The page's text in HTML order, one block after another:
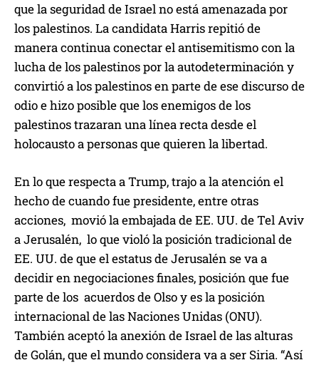
que la seguridad de Israel no está amenazada por
los palestinos. La candidata Harris repitió de
manera continua conectar el antisemitismo con la
lucha de los palestinos por la autodeterminación y
convirtió a los palestinos en parte de ese discurso de
odio e hizo posible que los enemigos de los
palestinos trazaran una línea recta desde el
holocausto a personas que quieren la libertad.
En lo que respecta a Trump, trajo a la atención el
hecho de cuando fue presidente, entre otras
acciones, movió la embajada de EE. UU. de Tel Aviv
a Jerusalén, lo que violó la posición tradicional de
EE. UU. de que el estatus de Jerusalén se va a
decidir en negociaciones finales, posición que fue
parte de los acuerdos de Olso y es la posición
internacional de las Naciones Unidas (ONU).
También aceptó la anexión de Israel de las alturas
de Golán, que el mundo considera va a ser Siria. “Así